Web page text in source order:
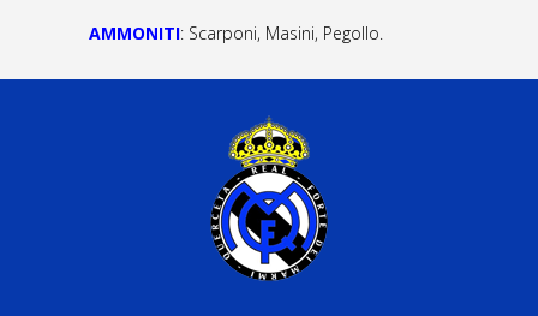
AMMONITI: Scarponi, Masini, Pegollo.